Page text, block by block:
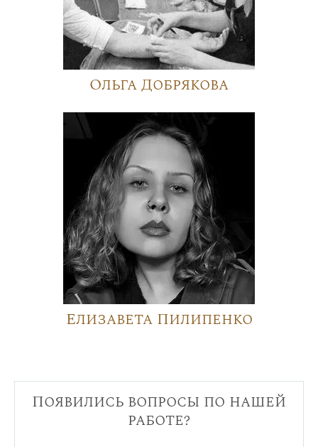
Ольга Добрякова
Елизавета Пилипенко
Появились вопросы по нашей
работе?